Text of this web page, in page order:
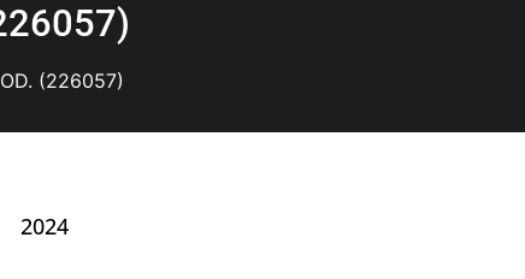
(226057)
2024